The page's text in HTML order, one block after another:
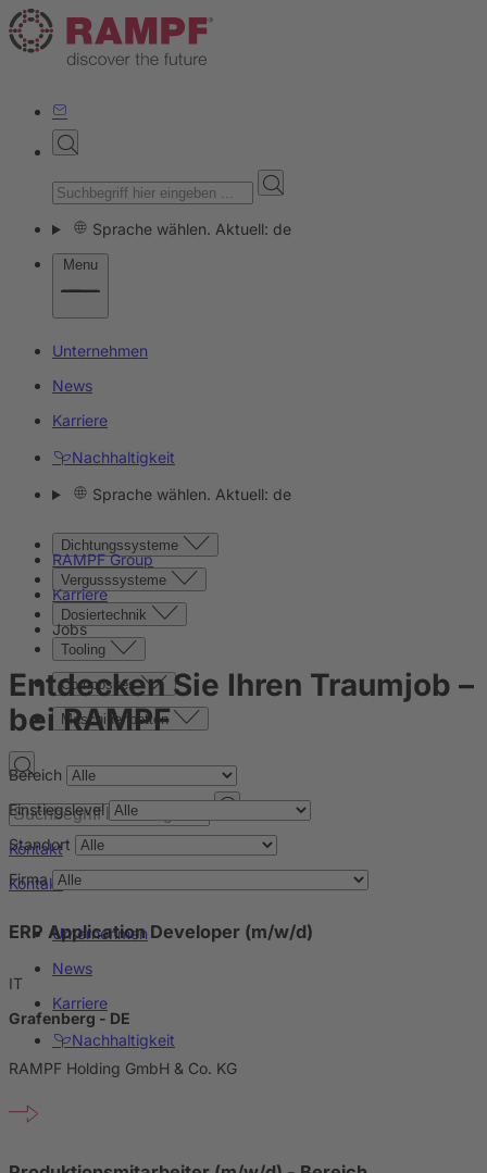
Sprache wählen. Aktuell: de
Menu
Unternehmen
News
Karriere
Nachhaltigkeit
Sprache wählen. Aktuell: de
Dichtungssysteme
Vergusssysteme
Dosiertechnik
Tooling
Composites
Maschinenbetten
Kontakt
Kontakt
Unternehmen
News
Karriere
Nachhaltigkeit
RAMPF Group
Karriere
Jobs
Entdecken Sie Ihren Traumjob –
bei RAMPF
Bereich
Einstiegslevel
Standort
Firma
ERP Application Developer (m/w/d)
IT
Grafenberg - DE
RAMPF Holding GmbH & Co. KG